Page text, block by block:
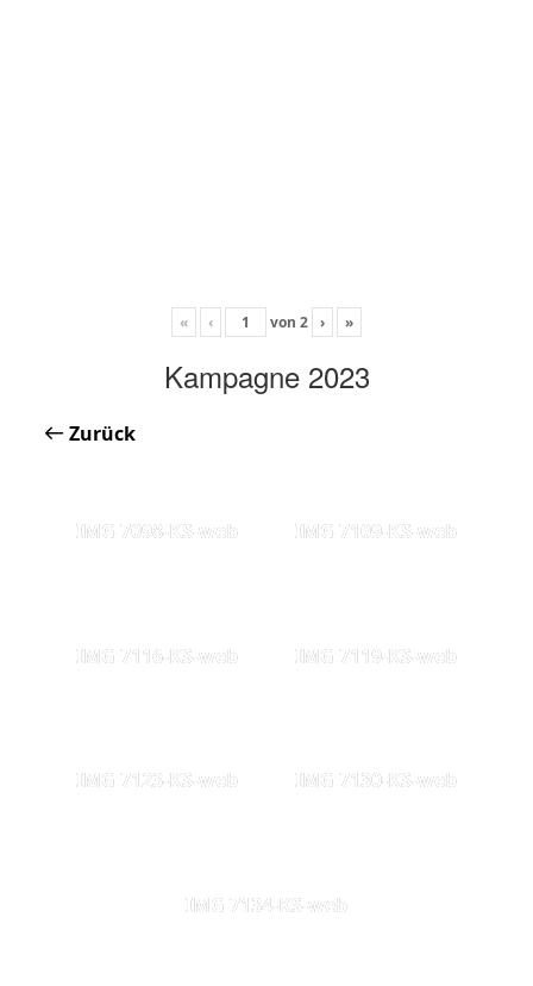
« ‹ von 2 › »
Kampagne 2023
Zurück
IMG 7098-KS-web IMG 7109-KS-web
IMG 7116-KS-web IMG 7119-KS-web
IMG 7123-KS-web IMG 7130-KS-web
IMG 7134-KS-web